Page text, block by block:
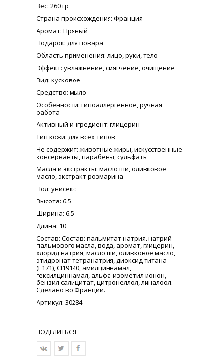
Вес: 260 гр
Страна происхождения: Франция
Аромат: Пряный
Подарок: для повара
Область применения: лицо, руки, тело
Эффект: увлажнение, смягчение, очищение
Вид: кусковое
Средство: мыло
Особенности: гипоаллергенное, ручная
работа
Активный ингредиент: глицерин
Тип кожи: для всех типов
Не содержит: животные жиры, искусственные
консерванты, парабены, сульфаты
Масла и экстракты: масло ши, оливковое
масло, экстракт розмарина
Пол: унисекс
Высота: 6.5
Ширина: 6.5
Длина: 10
Состав: Состав: пальмитат натрия, натрий
пальмового масла, вода, аромат, глицерин,
хлорид натрия, масло ши, оливковое масло,
этидронат тетранатрия, диоксид титана
(E171), CI19140, амилциннамал,
гексилциннамал, альфа-изометил ионон,
бензил салицитат, цитронеллол, линалоол.
Сделано во Франции.
Артикул: 30284
ПОДЕЛИТЬСЯ